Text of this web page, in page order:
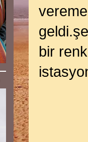
bir